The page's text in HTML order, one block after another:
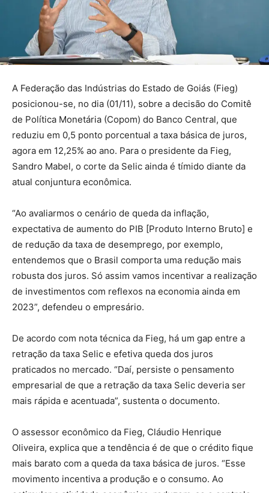
A Federação das Indústrias do Estado de Goiás (Fieg)
posicionou-se, no dia (01/11), sobre a decisão do Comitê
de Política Monetária (Copom) do Banco Central, que
reduziu em 0,5 ponto porcentual a taxa básica de juros,
agora em 12,25% ao ano. Para o presidente da Fieg,
Sandro Mabel, o corte da Selic ainda é tímido diante da
atual conjuntura econômica.
“Ao avaliarmos o cenário de queda da inflação,
expectativa de aumento do PIB [Produto Interno Bruto] e
de redução da taxa de desemprego, por exemplo,
entendemos que o Brasil comporta uma redução mais
robusta dos juros. Só assim vamos incentivar a realização
de investimentos com reflexos na economia ainda em
2023”, defendeu o empresário.
De acordo com nota técnica da Fieg, há um gap entre a
retração da taxa Selic e efetiva queda dos juros
praticados no mercado. “Daí, persiste o pensamento
empresarial de que a retração da taxa Selic deveria ser
mais rápida e acentuada”, sustenta o documento.
O assessor econômico da Fieg, Cláudio Henrique
Oliveira, explica que a tendência é de que o crédito fique
mais barato com a queda da taxa básica de juros. “Esse
movimento incentiva a produção e o consumo. Ao